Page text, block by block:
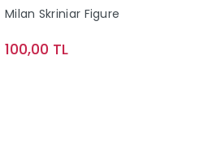
Milan Skriniar Figure
100,00 TL